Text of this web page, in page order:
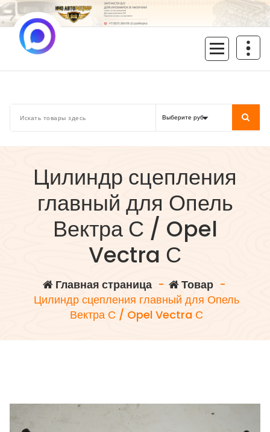
Перейти
к
содержимому
Цилиндр сцепления
главный для Опель
Вектра С / Opel
Vectra С
Главная страница- Товар-
Цилиндр сцепления главный для Опель
Вектра С / Opel Vectra С